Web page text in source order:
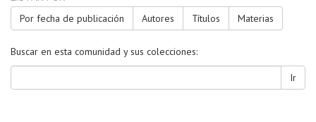
Por fecha de publicación Autores Títulos Materias
Buscar en esta comunidad y sus colecciones:
Ir